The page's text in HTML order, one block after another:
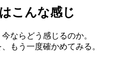
こんな感じ
ならどう感じるのか。
もう一度確かめてみる。